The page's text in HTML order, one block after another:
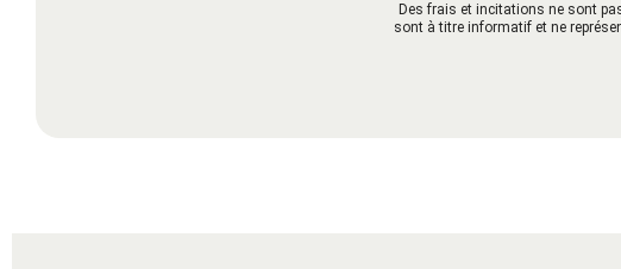
Des frais et incitations ne sont
sont à titre informatif et ne